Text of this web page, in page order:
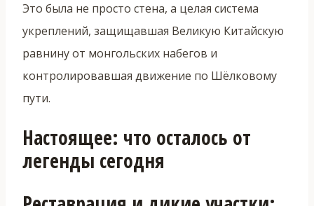
Это была не просто стена, а целая система
укреплений, защищавшая Великую Китайскую
равнину от монгольских набегов и
контролировавшая движение по Шёлковому
пути.
Настоящее: что осталось от
легенды сегодня